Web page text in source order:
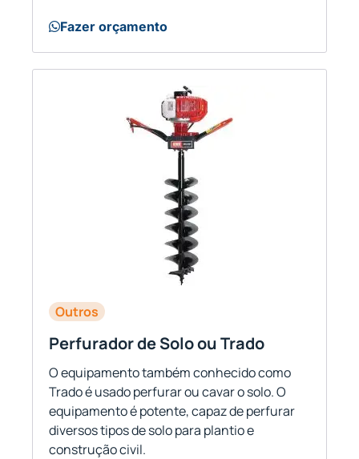
Fazer orçamento
Outros
Perfurador de Solo ou Trado
O equipamento também conhecido como
Trado é usado perfurar ou cavar o solo. O
equipamento é potente, capaz de perfurar
diversos tipos de solo para plantio e
construção civil.